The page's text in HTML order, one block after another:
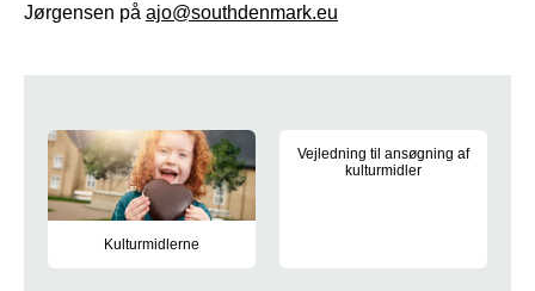
Jørgensen på ajo@southdenmark.eu
Kultur
Kulturmidlerne
Vejledning til ansøgning af
kulturmidler